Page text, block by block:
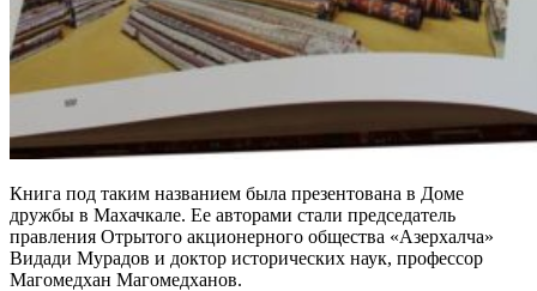
Книга под таким названием была презентована в Доме
дружбы в Ма­хачкале. Ее авторами стали пред­седатель
правления Отрытого ак­ционерного общества «Азерхалча»
Видади Мурадов и доктор истори­ческих наук, профессор
Магомед­хан Магомедханов.